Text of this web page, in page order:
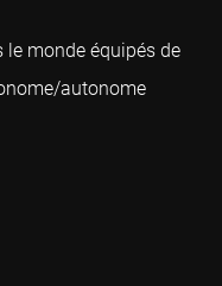
le monde équipés de
autonome